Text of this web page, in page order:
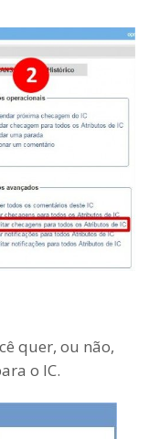
quer, ou não,
o IC.